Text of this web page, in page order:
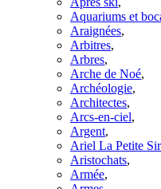
Aquariums et
Araignées,
Arbitres,
Arbres,
Arche de Noé,
Archéologie,
Architectes,
Arcs-en-ciel,
Argent,
Ariel La Petite
Aristochats,
Armée,